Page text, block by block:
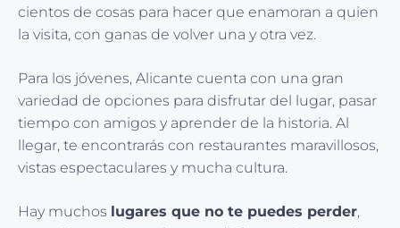
cientos de cosas para hacer que enamoran a quien
la visita, con ganas de volver una y otra vez.
Para los jóvenes, Alicante cuenta con una gran
variedad de opciones para disfrutar del lugar, pasar
tiempo con amigos y aprender de la historia. Al
llegar, te encontrarás con restaurantes maravillosos,
vistas espectaculares y mucha cultura.
Hay muchos lugares que no te puedes perder,